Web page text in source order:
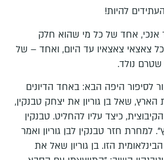
להיות!
אנכי, אחד של כל מי שהוא חלק
צאצאי צאצאיו עד היום, ואחד – של
נולד.
לסיפור היפה הבא: באחד הדיונים
הארץ, שאל בן גוריון את יצחק טבנקין,
כיצד עליו להחליט. טבנקין
למחרת חזר טבנקין לבן גוריון ואמר
הזו. בן גוריון שאל את